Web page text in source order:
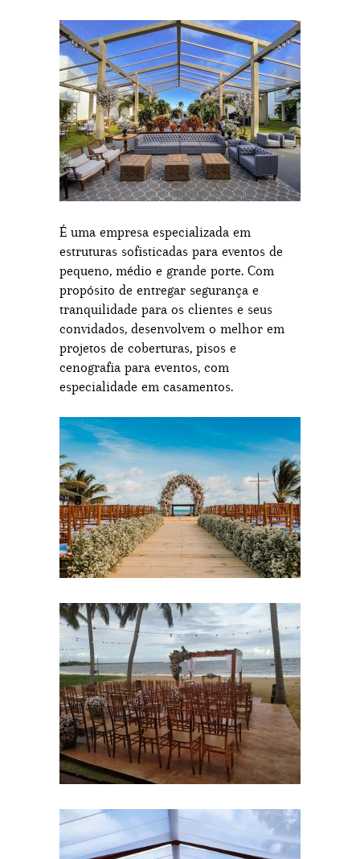
É uma empresa especializada em
estruturas sofisticadas para eventos de
pequeno, médio e grande porte. Com
propósito de entregar segurança e
tranquilidade para os clientes e seus
convidados, desenvolvem o melhor em
projetos de coberturas, pisos e
cenografia para eventos, com
especialidade em casamentos.